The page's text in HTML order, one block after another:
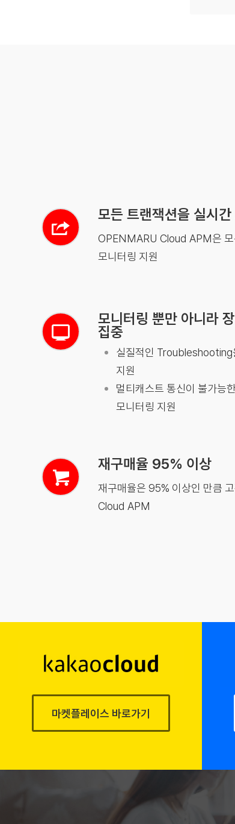
모든 트랜잭션을 실시간
OPENMARU Cloud APM은 모
모니터링 지원
모니터링 뿐만 아니라
집중
실질적인 Troubleshooting
지원
멀티캐스트 통신이 불가능
모니터링 지원
재구매율 95% 이상
재구매율은 95% 이상인 만큼
Cloud APM
마켓플레이스 바로가기